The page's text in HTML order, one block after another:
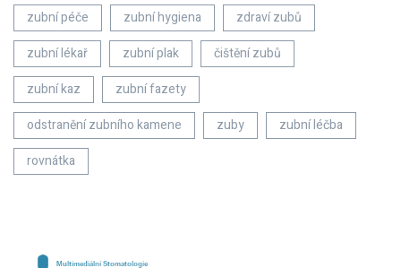
zubní péče
zubní hygiena
zdraví zubů
zubní lékař
zubní plak
čištění zubů
zubní kaz
zubní fazety
odstranění zubního kamene
zuby
zubní léčba
rovnátka